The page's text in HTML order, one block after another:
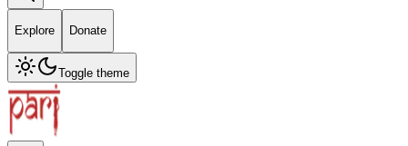
Explore Donate
Toggle theme